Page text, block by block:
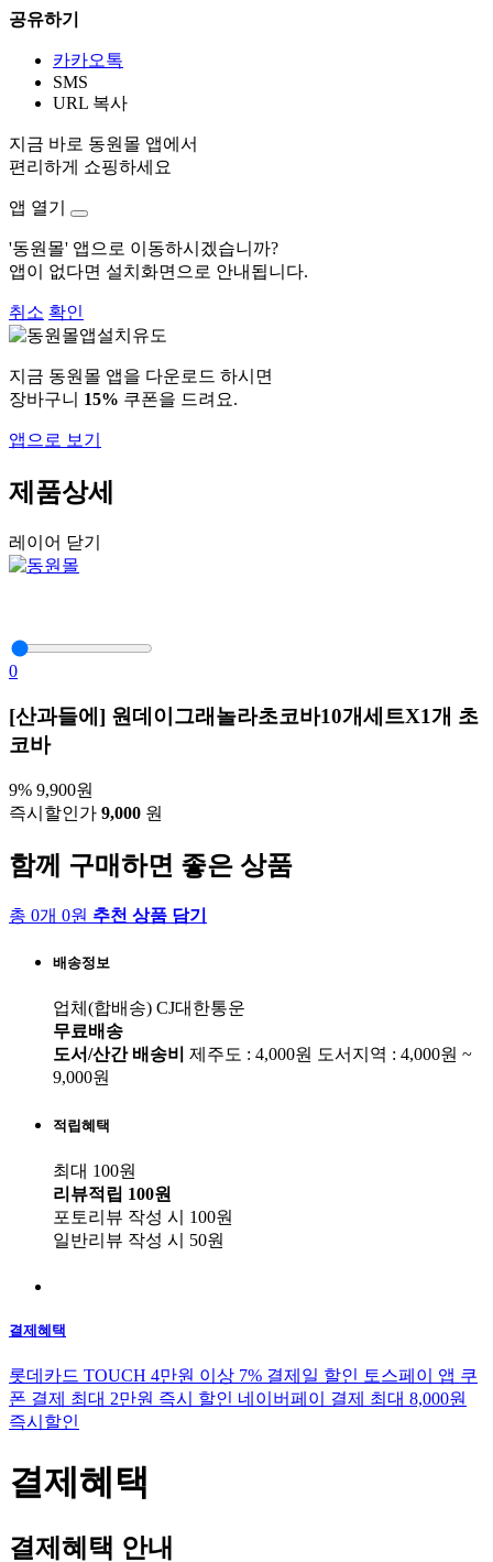
공유하기
카카오톡
SMS
URL 복사
지금 바로 동원몰 앱에서
편리하게 쇼핑하세요
앱 열기
'동원몰' 앱으로 이동하시겠습니까?
앱이 없다면 설치화면으로 안내됩니다.
취소 확인
지금 동원몰 앱을 다운로드 하시면
장바구니 15% 쿠폰을 드려요.
앱으로 보기
제품상세
레이어 닫기
0
[산과들에] 원데이그래놀라초코바10개세트X1개 초
코바
9% 9,900원
즉시할인가 9,000 원
함께 구매하면 좋은 상품
총 0개 0원 추천 상품 담기
배송정보
업체(합배송) CJ대한통운
무료배송
도서/산간 배송비 제주도 : 4,000원 도서지역 : 4,000원 ~
9,000원
적립혜택
최대 100원
리뷰적립 100원
포토리뷰 작성 시
100원
일반리뷰 작성 시
50원
결제혜택
롯데카드 TOUCH 4만원 이상 7% 결제일 할인 토스페이 앱 쿠
폰 결제 최대 2만원 즉시 할인 네이버페이 결제 최대 8,000원
즉시할인
결제혜택
결제혜택 안내